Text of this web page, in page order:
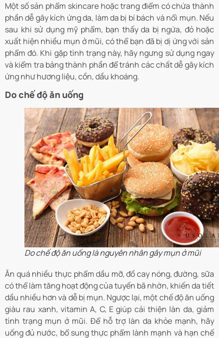
Một số sản phẩm skincare hoặc trang điểm có chứa thành
phần dễ gây kích ứng da, làm da bị bí bách và nổi mụn. Nếu
sau khi sử dụng mỹ phẩm, bạn thấy da bị ngứa, đỏ hoặc
xuất hiện nhiều mụn ở mũi, có thể bạn đã bị dị ứng với sản
phẩm đó. Khi gặp tình trạng này, hãy ngưng sử dụng ngay
và kiểm tra bảng thành phần để tránh các chất dễ gây kích
ứng như hương liệu, cồn, dầu khoáng.
Do chế độ ăn uống
Do chế độ ăn uống là nguyên nhân gây mụn ở mũi
Ăn quá nhiều thực phẩm dầu mỡ, đồ cay nóng, đường, sữa
có thể làm tăng hoạt động của tuyến bã nhờn, khiến da tiết
dầu nhiều hơn và dễ bị mụn. Ngược lại, một chế độ ăn uống
giàu rau xanh, vitamin A, C, E giúp cải thiện làn da, giảm
tình trạng mụn ở mũi. Để hỗ trợ làn da khỏe mạnh, hãy
uống đủ nước, bổ sung thực phẩm lành mạnh và hạn chế